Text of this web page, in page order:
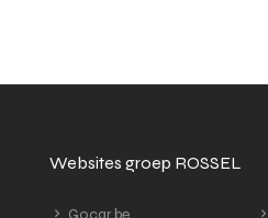
Websites groep ROSSEL
Gocar.be